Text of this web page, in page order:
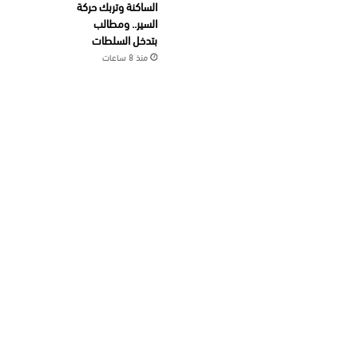
الساكنة وتربك حركة
السير.. ومطالب
بتدخل السلطات
منذ 8 ساعات